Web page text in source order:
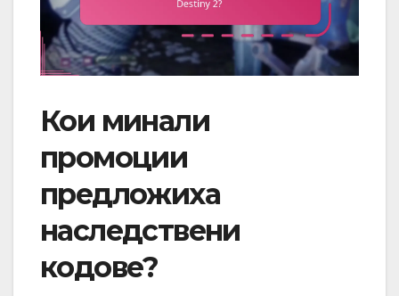
Кои минали
промоции
предложиха
наследствени
кодове?